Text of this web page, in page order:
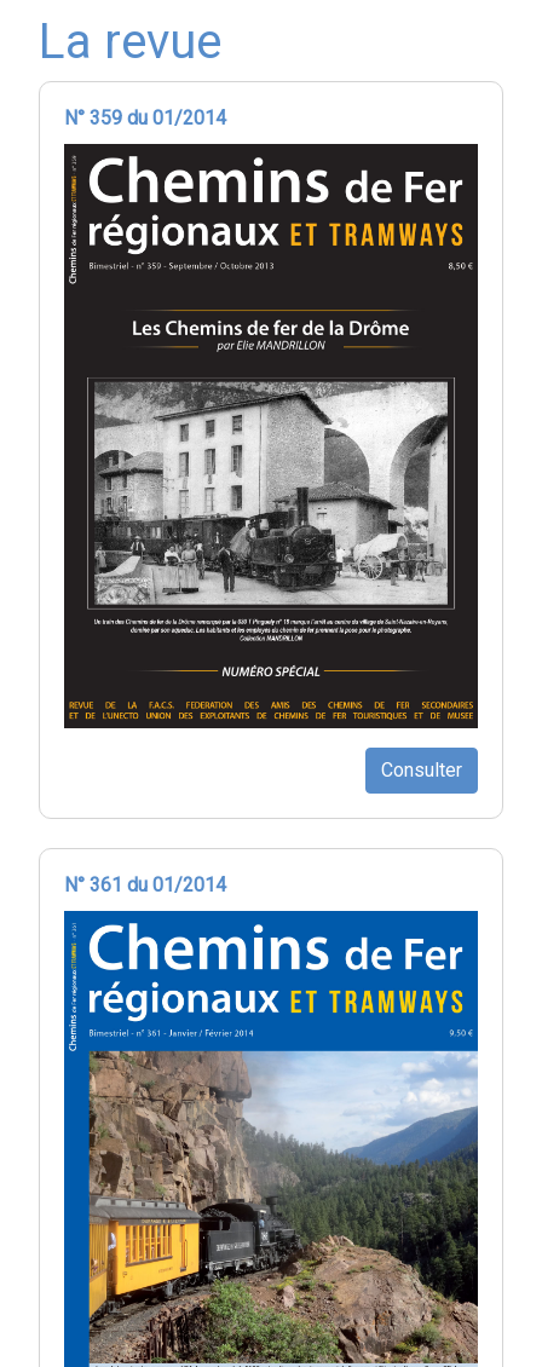
La revue
N° 359 du 01/2014
Consulter
N° 361 du 01/2014